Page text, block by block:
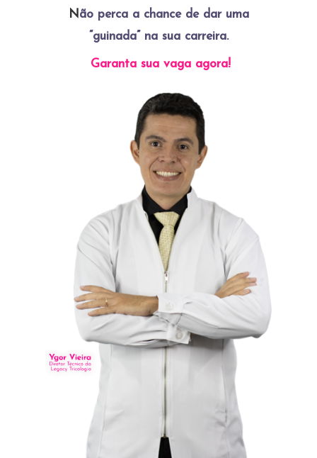
Não perca a chance de dar uma
“guinada” na sua carreira.
Garanta sua vaga agora!